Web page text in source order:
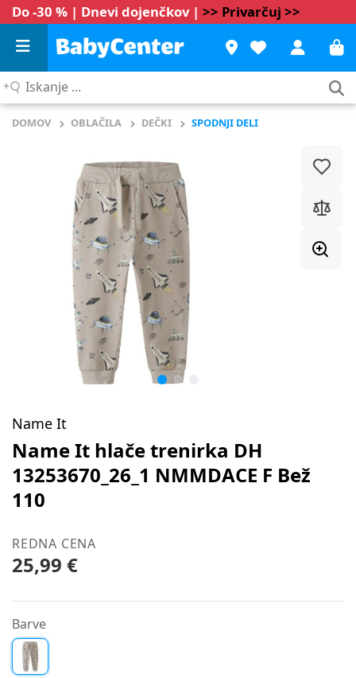
Do -30 % | Dnevi dojenčkov | >> Privarčuj >>
Iskanje
DOMOV OBLAČILA DEČKI SPODNJI DELI
Name It
Name It hlače trenirka DH
13253670_26_1 NMMDACE F Bež
110
REDNA CENA
25,99 €
Barve